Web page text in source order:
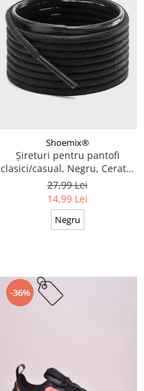
Shoemix®
Șireturi pentru pantofi
clasici/casual, Negru, Cerate,
Calitate premium, 110 cm x
0.3 cm
27,99 Lei
14,99 Lei
Negru
-36%